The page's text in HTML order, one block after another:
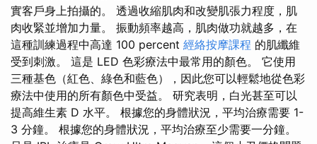
實客戶身上拍攝的。 透過收縮肌肉和改變肌張力程度，肌
肉收緊並增加力量。 振動頻率越高，肌肉做功就越多，在
這種訓練過程中高達 100 percent 經絡按摩課程 的肌纖維
受到刺激。 這是 LED 色彩療法中最常用的顏色。 它使用
三種基色（紅色、綠色和藍色），因此您可以輕鬆地從色彩
療法中使用的所有顏色中受益。 研究表明，白光甚至可以
提高維生素 D 水平。 根據您的身體狀況，平均治療需要 1-
3 分鐘。 根據您的身體狀況，平均治療至少需要一分鐘。